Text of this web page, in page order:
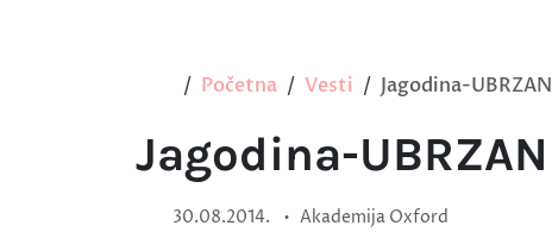
Početna Vesti Jagodina-
Jagodina-
30.08.2014. • Akademija Oxford